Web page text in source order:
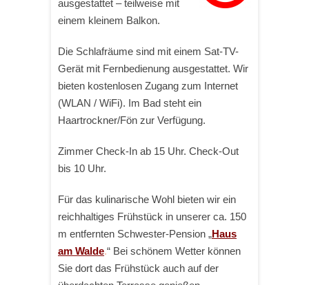
ausgestattet – teilweise mit
einem kleinem Balkon.
Die Schlafräume sind mit einem Sat-TV-
Gerät mit Fernbedienung ausgestattet. Wir
bieten kostenlosen Zugang zum Internet
(WLAN / WiFi). Im Bad steht ein
Haartrockner/Fön zur Verfügung.
Zimmer Check-In ab 15 Uhr. Check-Out
bis 10 Uhr.
Für das kulinarische Wohl bieten wir ein
reichhaltiges Frühstück in unserer ca. 150
m entfernten Schwester-Pension „Haus
am Walde.“ Bei schönem Wetter können
Sie dort das Frühstück auch auf der